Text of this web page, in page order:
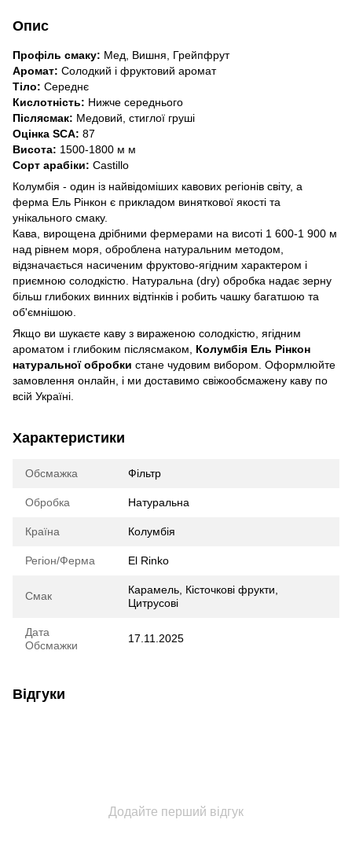
Опис
Профіль смаку: Мед, Вишня, Грейпфрут
Аромат: Солодкий і фруктовий аромат
Тіло: Середнє
Кислотність: Нижче середнього
Післясмак: Медовий, стиглої груші
Оцінка SCA: 87
Висота: 1500-1800 м м
Сорт арабіки: Castillo
Колумбія - один із найвідоміших кавових регіонів світу, а
ферма Ель Рінкон є прикладом виняткової якості та
унікального смаку.
Кава, вирощена дрібними фермерами на висоті 1 600-1 900 м
над рівнем моря, оброблена натуральним методом,
відзначається насиченим фруктово-ягідним характером і
приємною солодкістю. Натуральна (dry) обробка надає зерну
більш глибоких винних відтінків і робить чашку багатшою та
об'ємнішою.
Якщо ви шукаєте каву з вираженою солодкістю, ягідним
ароматом і глибоким післясмаком, Колумбія Ель Рінкон
натуральної обробки стане чудовим вибором. Оформлюйте
замовлення онлайн, і ми доставимо свіжообсмажену каву по
всій Україні.
Характеристики
Обсмажка Фільтр
Обробка Натуральна
Країна Колумбія
Регіон/Ферма El Rinko
Смак
Карамель, Кісточкові фрукти,
Цитрусові
Дата
Обсмажки
17.11.2025
Відгуки
Додайте перший відгук